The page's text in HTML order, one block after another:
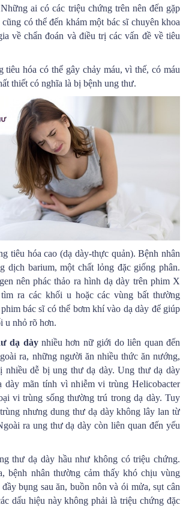
ai có các triệu chứng trên nên đến gặp
có thể đến khám một bác sĩ chuyên khoa
về chẩn đoán và điều trị các vấn đề về tiêu
tiêu hóa có thể gây chảy máu, vì thế, có máu
thiết có nghĩa là bị bệnh ung thư.
tiêu hóa cao (dạ dày-thực quản). Bệnh nhân
dịch barium, một chất lỏng đặc giống phân.
nên phác thảo ra hình dạ dày trên phim X
ra các khối u hoặc các vùng bất thường
bác sĩ có thể bơm khí vào dạ dày để giúp
u nhỏ rõ hơn.
dạ dàynhiều hơn nữ giới do liên quan đến
ra, những người ăn nhiều thức ăn nướng,
nhiều dễ bị ung thư dạ dày. Ung thư dạ dày
dày mãn tính vì nhiễm vi trùng Helicobacter
vi trùng sống thường trú trong dạ dày. Tuy
nhưng dung thư dạ dày không lây lan từ
ra ung thư dạ dày còn liên quan đến yếu
thư dạ dày hầu như không có triệu chứng.
bệnh nhân thường cảm thấy khó chịu vùng
bụng sau ăn, buồn nôn và ói mửa, sụt cân
dấu hiệu này không phải là triệu chứng đặc